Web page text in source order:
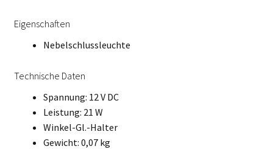
Eigenschaften
Nebelschlussleuchte
Technische Daten
Spannung: 12 V DC
Leistung: 21 W
Winkel-Gl.-Halter
Gewicht: 0,07 kg